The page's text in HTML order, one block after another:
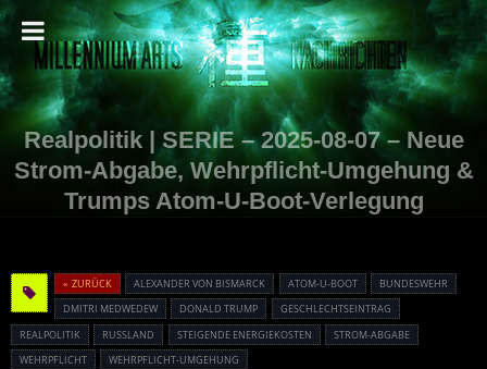
Realpolitik | SERIE – 2025-08-07 – Neue
Strom-Abgabe, Wehrpflicht-Umgehung &
Trumps Atom-U-Boot-Verlegung
« ZURÜCK ALEXANDER VON BISMARCK ATOM-U-BOOT
BUNDESWEHR
DMITRI MEDWEDEW
DONALD TRUMP
GESCHLECHTSEINTRAG
REALPOLITIK
RUSSLAND STEIGENDE ENERGIEKOSTEN
STROM-ABGABE
WEHRPFLICHT
WEHRPFLICHT-UMGEHUNG